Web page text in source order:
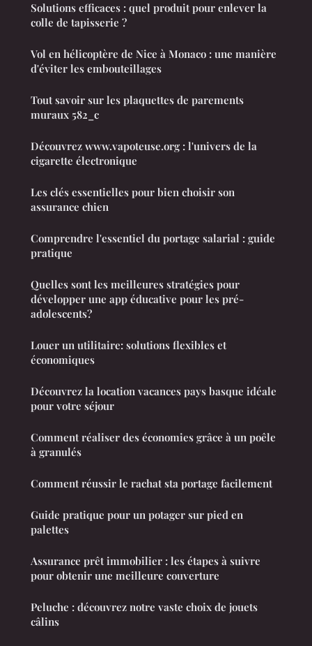
Solutions efficaces : quel produit pour enlever la
colle de tapisserie ?
Vol en hélicoptère de Nice à Monaco : une manière
d'éviter les embouteillages
Tout savoir sur les plaquettes de parements
muraux 582_c
Découvrez www.vapoteuse.org : l'univers de la
cigarette électronique
Les clés essentielles pour bien choisir son
assurance chien
Comprendre l'essentiel du portage salarial : guide
pratique
Quelles sont les meilleures stratégies pour
développer une app éducative pour les pré-
adolescents?
Louer un utilitaire: solutions flexibles et
économiques
Découvrez la location vacances pays basque idéale
pour votre séjour
Comment réaliser des économies grâce à un poêle
à granulés
Comment réussir le rachat sta portage facilement
Guide pratique pour un potager sur pied en
palettes
Assurance prêt immobilier : les étapes à suivre
pour obtenir une meilleure couverture
Peluche : découvrez notre vaste choix de jouets
câlins